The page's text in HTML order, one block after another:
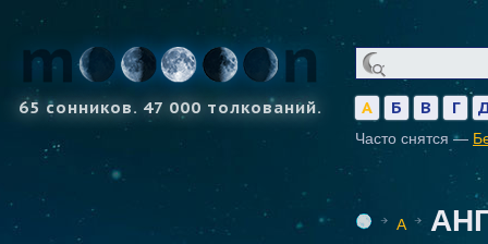
65 сонников. 47 000 толкований. А Б В Г
Часто снятся —
А